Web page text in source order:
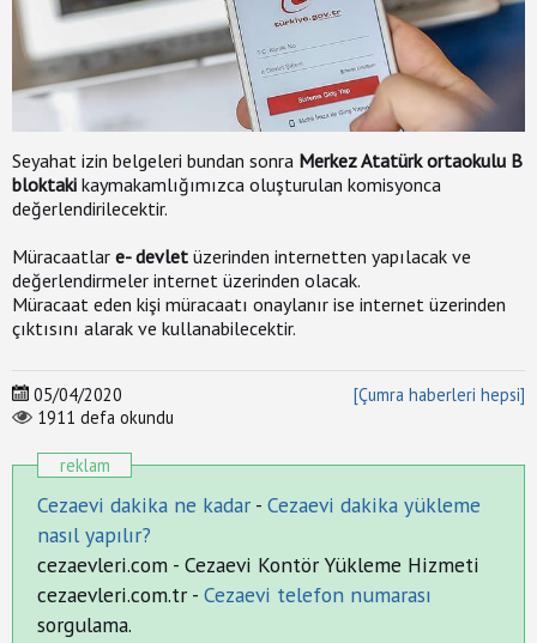
Resimler
ile
Çumra
Tanıtım
-
Reklam
Okullar
Çumra
Durumu
Sağlık
Ocakları
Çumra'da
Nöbetçi
Eczane
Seyahat izin belgeleri bundan sonra Merkez Atatürk ortaokulu B
bloktaki kaymakamlığımızca oluşturulan komisyonca
değerlendirilecektir.
Müracaatlar e- devlet üzerinden internetten yapılacak ve
değerlendirmeler internet üzerinden olacak.
Müracaat eden kişi müracaatı onaylanır ise internet üzerinden
çıktısını alarak ve kullanabilecektir.
[Çumra haberleri hepsi]
05/04/2020
1911 defa okundu
reklam
Cezaevi dakika ne kadar - Cezaevi dakika yükleme
nasıl yapılır?
cezaevleri.com - Cezaevi Kontör Yükleme Hizmeti
cezaevleri.com.tr - Cezaevi telefon numarası
sorgulama.